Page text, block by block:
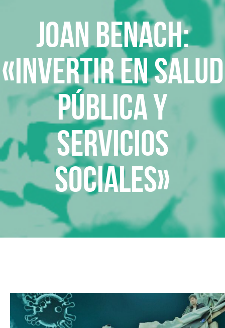
Joan Benach:
«Invertir en Salud
Pública y
Servicios
Sociales»